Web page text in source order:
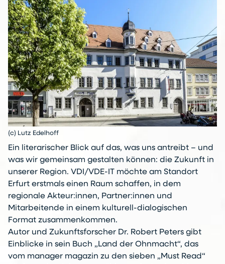
(c) Lutz Edelhoff
Ein literarischer Blick auf das, was uns antreibt – und
was wir gemeinsam gestalten können: die Zukunft in
unserer Region. VDI/VDE-IT möchte am Standort
Erfurt erstmals einen Raum schaffen, in dem
regionale Akteur:innen, Partner:innen und
Mitarbeitende in einem kulturell-dialogischen
Format zusammenkommen.
Autor und Zukunftsforscher Dr. Robert Peters gibt
Einblicke in sein Buch „Land der Ohnmacht“, das
vom manager magazin zu den sieben „Must Read“